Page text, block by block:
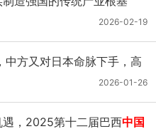
2026-02-19
中方又对日本命脉下手，高
2026-01-26
，2025第十二届巴西中国